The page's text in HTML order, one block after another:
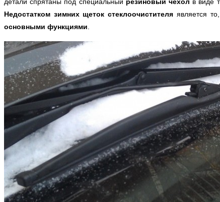
детали спрятаны под специальный резиновый чехол в виде
Недостатком зимних щеток стеклоочистителя является
основными функциями.